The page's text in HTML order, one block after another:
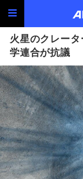
火星のクレー
学連合が抗議